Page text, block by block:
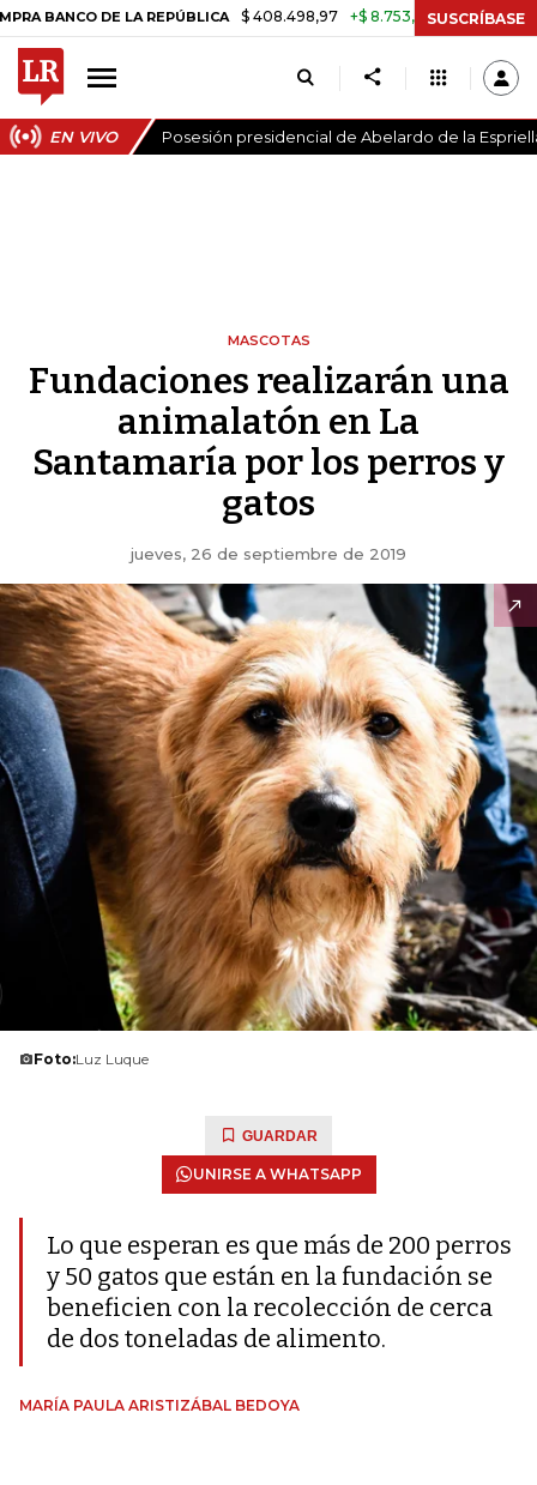
DE LA REPÚBLICA $ 408.498,97 +$ 8.753,81 +2,19% TASA DE
SUSCRÍBASE
EN VIVO Posesión presidencial de Abelardo de la
MASCOTAS
Fundaciones realizarán una
animalatón en La
Santamaría por los perros y
gatos
jueves, 26 de septiembre de 2019
Foto:Luz Luque
GUARDAR
UNIRSE A WHATSAPP
Lo que esperan es que más de 200 perros
y 50 gatos que están en la fundación se
beneficien con la recolección de cerca
de dos toneladas de alimento.
MARÍA PAULA ARISTIZÁBAL BEDOYA